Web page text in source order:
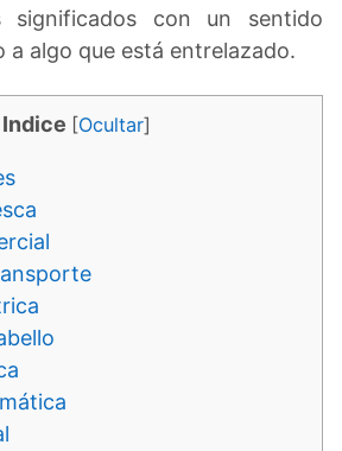
significados con un sentido
a algo que está entrelazado.
Indice [Ocultar]